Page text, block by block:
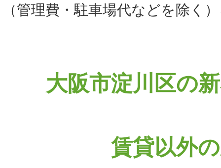
（管理費・駐車場代などを除く
大阪市淀川区の
賃貸以外